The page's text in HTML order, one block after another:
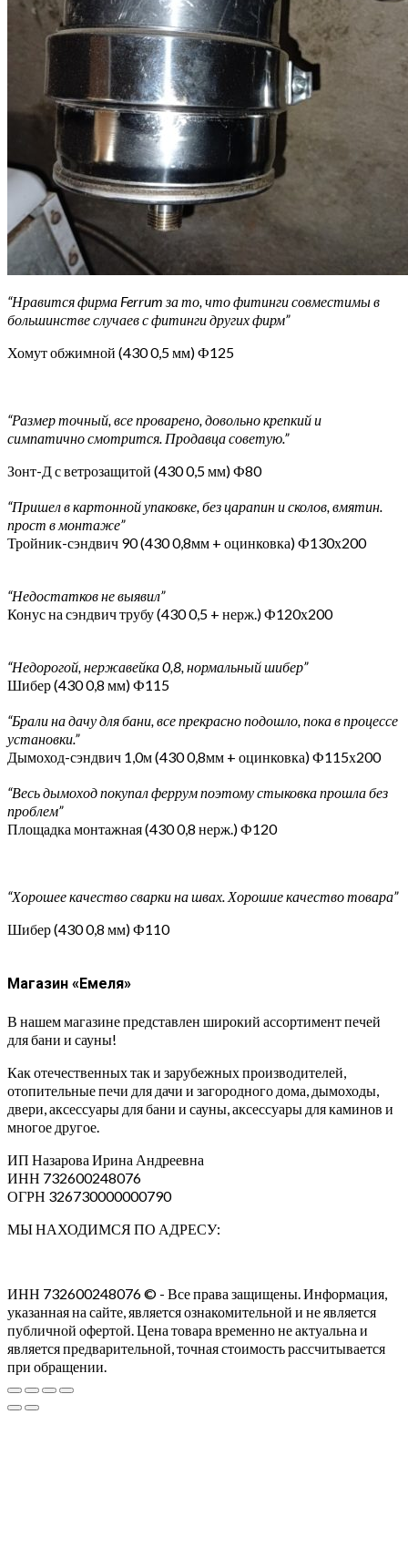
“Нравится фирма Ferrum за то, что фитинги совместимы в
большинстве случаев с фитинги других фирм”
Хомут обжимной (430 0,5 мм) Ф125
“Размер точный, все проварено, довольно крепкий и
симпатично смотрится. Продавца советую.”
Зонт-Д с ветрозащитой (430 0,5 мм) Ф80
“Пришел в картонной упаковке, без царапин и сколов, вмятин.
прост в монтаже”
Тройник-сэндвич 90 (430 0,8мм + оцинковка) Ф130х200
“Недостатков не выявил”
Конус на сэндвич трубу (430 0,5 + нерж.) Ф120х200
“Недорогой, нержавейка 0,8, нормальный шибер”
Шибер (430 0,8 мм) Ф115
“Брали на дачу для бани, все прекрасно подошло, пока в процессе
установки.”
Дымоход-сэндвич 1,0м (430 0,8мм + оцинковка) Ф115х200
“Весь дымоход покупал феррум поэтому стыковка прошла без
проблем”
Площадка монтажная (430 0,8 нерж.) Ф120
“Хорошее качество сварки на швах. Хорошие качество товара”
Шибер (430 0,8 мм) Ф110
Магазин «Емеля»
В нашем магазине представлен широкий ассортимент печей
для бани и сауны!
Как отечественных так и зарубежных производителей,
отопительные печи для дачи и загородного дома, дымоходы,
двери, аксессуары для бани и сауны, аксессуары для каминов и
многое другое.
ИП Назарова Ирина Андреевна⁠
ИНН 732600248076
ОГРН 326730000000790
МЫ НАХОДИМСЯ ПО АДРЕСУ:
ИНН 732600248076 © - Все права защищены. Информация,
указанная на сайте, является ознакомительной и не является
публичной офертой. Цена товара временно не актуальна и
является предварительной, точная стоимость рассчитывается
при обращении.